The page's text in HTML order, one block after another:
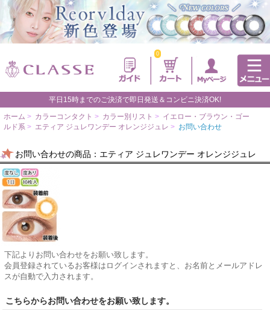
0
平日15時までのご決済で即日発送＆コンビニ決済OK!
ホーム > カラーコンタクト > カラー別リスト > イエロー・ブラウン・ゴー
ルド系 > エティア ジュレワンデー オレンジジュレ > お問い合わせ
お問い合わせの商品：エティア ジュレワンデー オレンジジュレ
下記よりお問い合わせをお願い致します。
会員登録されているお客様はログインされますと、お名前とメールアドレ
スが自動で入力されます。
こちらからお問い合わせをお願い致します。